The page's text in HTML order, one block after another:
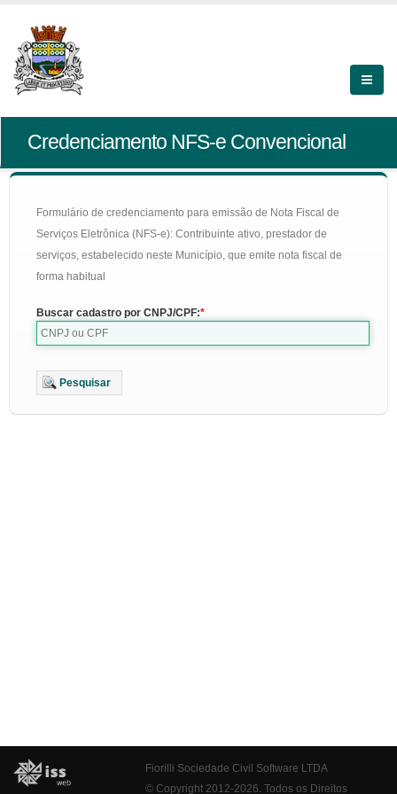
Credenciamento NFS-e Convencional
Formulário de credenciamento para emissão de Nota Fiscal de
Serviços Eletrônica (NFS-e): Contribuinte ativo, prestador de
serviços, estabelecido neste Município, que emite nota fiscal de
forma habitual
Buscar cadastro por CNPJ/CPF:
Pesquisar
Fiorilli Sociedade Civil Software LTDA
© Copyright 2012-2026. Todos os Direitos